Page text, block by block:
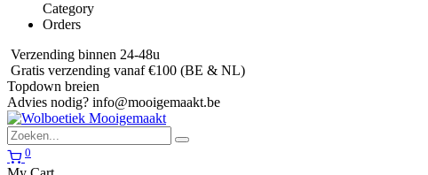
Category
Orders
Verzending binnen 24-48u
Gratis verzending vanaf €100 (BE & NL)
Topdown breien
Advies nodig? info@mooigemaakt.be
0